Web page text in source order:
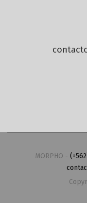
MORPHO -